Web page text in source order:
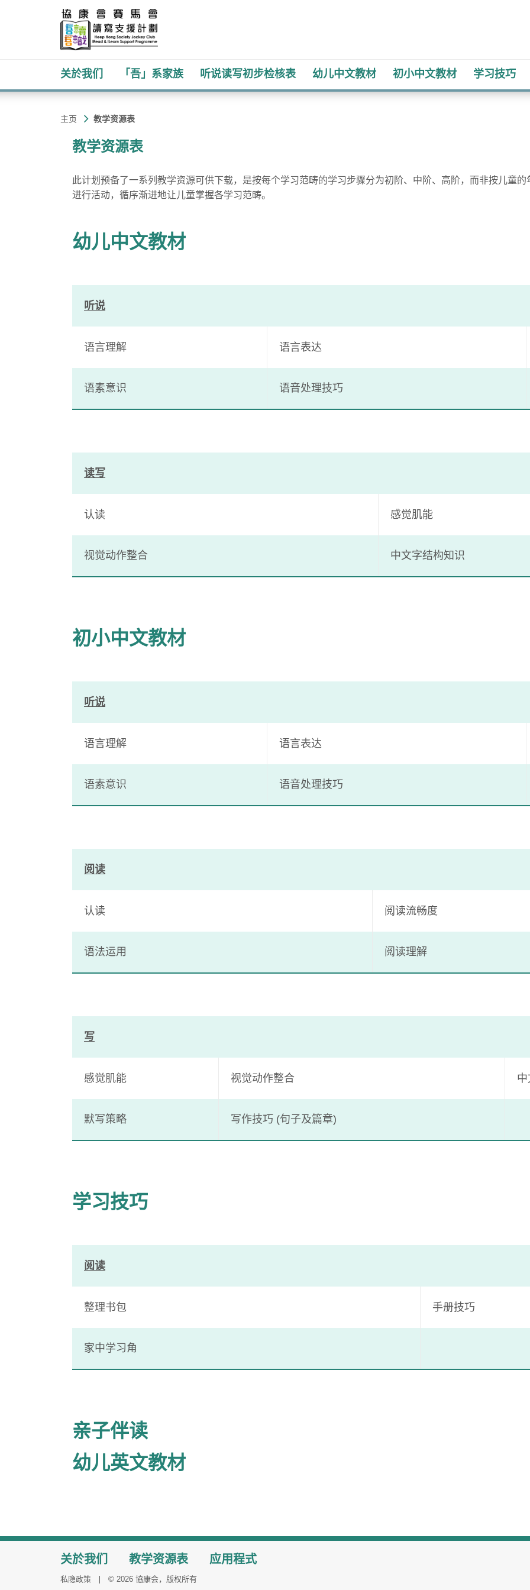
关於我们 「吾」系家族 听说读写初步检核表 幼儿​中文教材 初小​中文教材 学习技巧
主页 教学资源表
教学资源表
此计划预备了一系列教学资源可供下载，是按每个学习范畴的学习步骤分为初阶、中阶、高阶，而非按儿童
进行活动，循序渐进地让儿童掌握各学习范畴。
幼儿​中文教材
听说
语言理解 语言表达
语素意识 语音处理技巧
读写
认读 感觉肌能
视觉动作整合 中文字结构知识
初小中文教材
听说
语言理解 语言表达
语素意识 语音处理技巧
阅读
认读 阅读流畅度
语法运用 阅读理解​
写
感觉肌能 视觉动作​整合
默写策略 写作技巧​ (句子及篇章)
学习技巧
阅读
整理书包 手册技巧​
家中学习角
亲子伴读
幼儿英文教材
关於我们 教学资源表 应用程式
私隐政策 © 2026 協康会，版权所有